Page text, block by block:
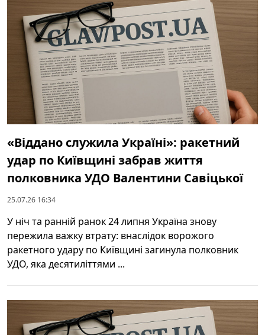
«Віддано служила Україні»: ракетний
удар по Київщині забрав життя
полковника УДО Валентини Савіцької
25.07.26 16:34
У ніч та ранній ранок 24 липня Україна знову
пережила важку втрату: внаслідок ворожого
ракетного удару по Київщині загинула полковник
УДО, яка десятиліттями ...